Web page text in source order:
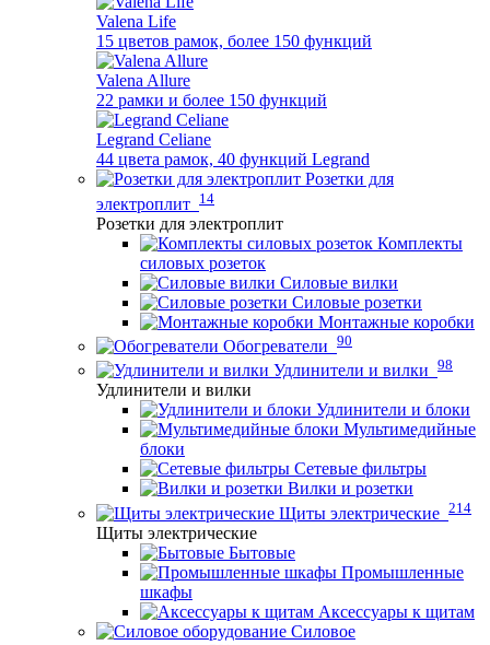
Valena Life
15 цветов рамок, более 150 функций
Valena Allure
22 рамки и более 150 функций
Legrand Celiane
44 цвета рамок, 40 функций Legrand
Розетки для
электроплит 14
Розетки для электроплит
Комплекты
силовых розеток
Силовые вилки
Силовые розетки
Монтажные коробки
Обогреватели 90
Удлинители и вилки 98
Удлинители и вилки
Удлинители и блоки
Мультимедийные
блоки
Сетевые фильтры
Вилки и розетки
Щиты электрические 214
Щиты электрические
Бытовые
Промышленные
шкафы
Аксессуары к щитам
Силовое